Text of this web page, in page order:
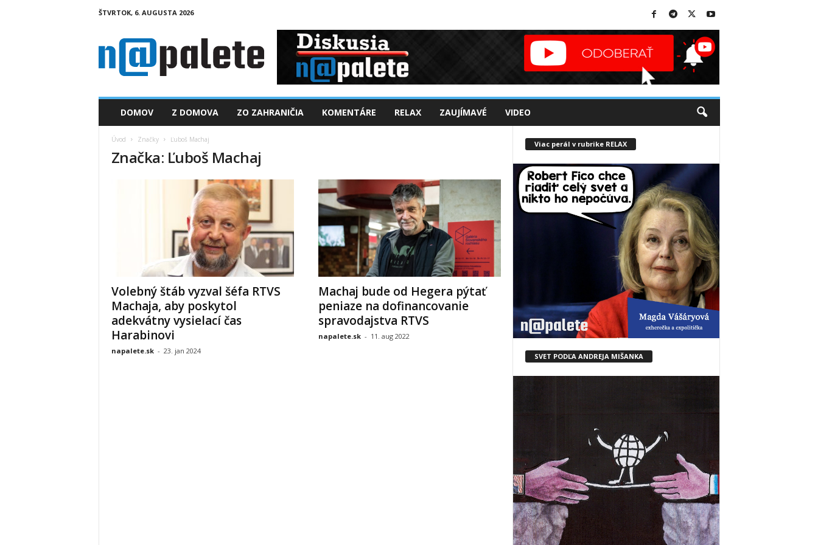
ŠTVRTOK, 6. AUGUSTA 2026
a
DOMOV Z DOMOVA ZO ZAHRANIČIA KOMENTÁRE RELAX ZAUJÍMAVÉ VIDEO
Úvod Značky Ľuboš Machaj
Značka: Ľuboš Machaj
Volebný štáb vyzval šéfa RTVS
Machaja, aby poskytol
adekvátny vysielací čas
Harabinovi
napalete.sk - 23. jan 2024
Machaj bude od Hegera pýtať
peniaze na dofinancovanie
spravodajstva RTVS
napalete.sk - 11. aug 2022
Viac perál v rubrike RELAX
SVET PODĽA ANDREJA MIŠANKA